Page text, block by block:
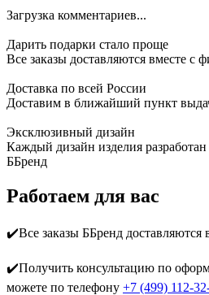
Загрузка комментариев...
Дарить подарки стало проще
Все заказы доставляются вместе c
Доставка по всей России
Доставим в ближайший пункт
Эксклюзивный дизайн
Каждый дизайн изделия
ББренд
Работаем для вас
✔️Все заказы ББренд доставляются
✔️Получить консультацию по
можете по телефону +7 (499) 112-